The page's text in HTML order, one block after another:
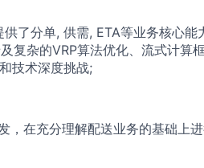
了分单, 供需, ETA等业务核心
复杂的VRP算法优化、流式计算
技术深度挑战;
，在充分理解配送业务的基础上